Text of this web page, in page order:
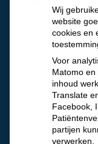
Wij
website
cookies en
Voor
Matomo en
inhoud
Translate
Facebook,
partijen
verwerken.